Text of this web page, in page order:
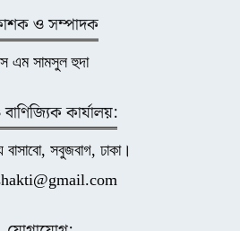
ও সম্পাদক
এম সামসুল হুদা
বাণিজ্যিক কার্যালয়:
সবুজবাগ, ঢাকা।